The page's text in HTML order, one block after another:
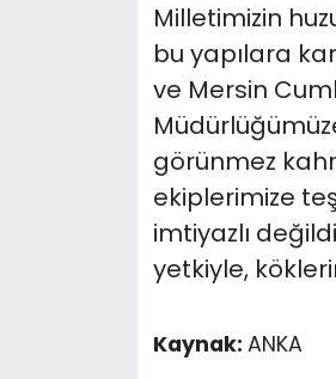
Milletimizin
bu yapılara
ve Mersin
görünmez
ekiplerimize
imtiyazlı
yetkiyle,
Kaynak: ANKA